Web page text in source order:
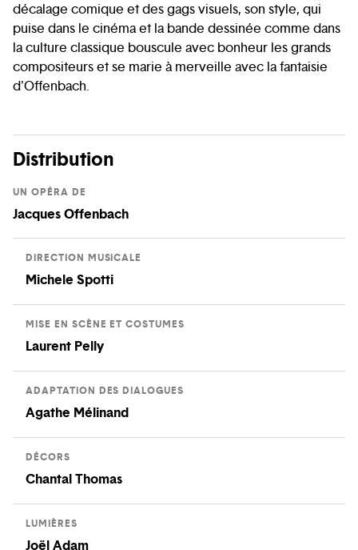
décalage comique et des gags visuels, son style, qui
puise dans le cinéma et la bande dessinée comme dans
la culture classique bouscule avec bonheur les grands
compositeurs et se marie à merveille avec la fantaisie
d'Offenbach.
Distribution
UN OPÉRA DE
Jacques Offenbach
DIRECTION MUSICALE
Michele Spotti
MISE EN SCÈNE ET COSTUMES
Laurent Pelly
ADAPTATION DES DIALOGUES
Agathe Mélinand
DÉCORS
Chantal Thomas
LUMIÈRES
Joël Adam